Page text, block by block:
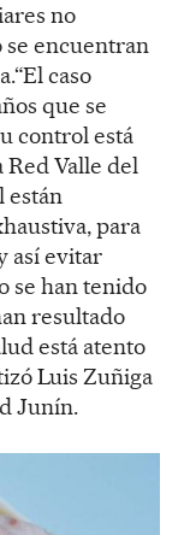
no
encuentran
caso
que se
control está
Red Valle del
están
para
así evitar
se han tenido
resultado
está atento
Luis Zuñiga
Junín.